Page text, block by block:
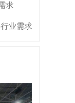
求
业需求